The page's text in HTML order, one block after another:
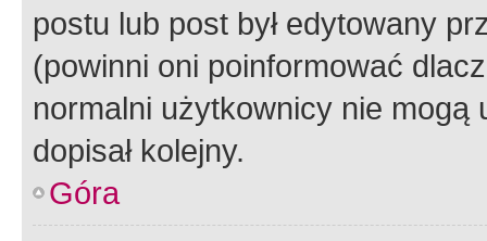
postu lub post był edytowany
(powinni oni poinformować
normalni użytkownicy nie
dopisał kolejny.
Góra